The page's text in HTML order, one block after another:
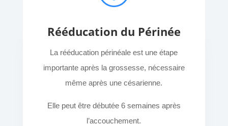
Rééducation du Périnée
La rééducation périnéale est une étape
importante après la grossesse, nécessaire
même après une césarienne.
Elle peut être débutée 6 semaines après
l’accouchement.